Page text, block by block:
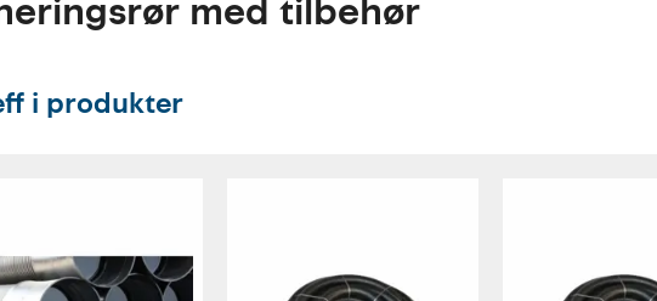
med tilbehør
i produkter